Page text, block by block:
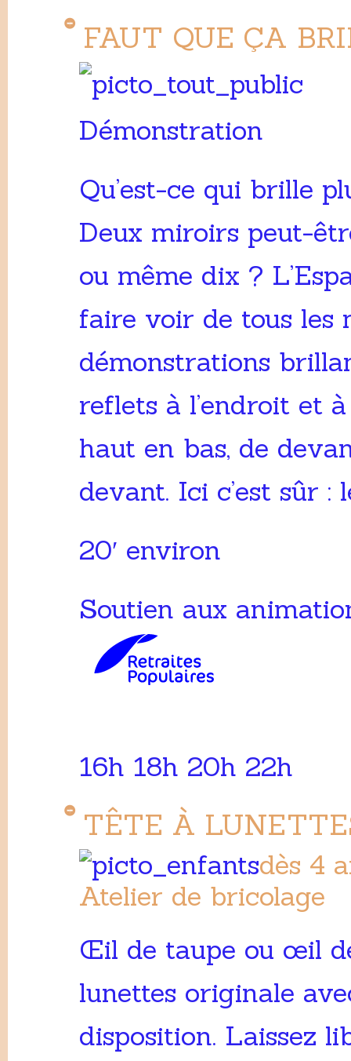
FAUT QUE ÇA
Démonstration
Qu’est-ce qui brille
Deux miroirs peut-
ou même dix ?
faire voir de tous les
démonstrations
reflets à l’endroit et
haut en bas, de
devant. Ici c’est sûr
20′ environ
Soutien aux
16h 18h 20h 22h
TÊTE À
dès 4
Atelier de bricolage
Œil de taupe ou œil
lunettes originale
disposition. Laissez